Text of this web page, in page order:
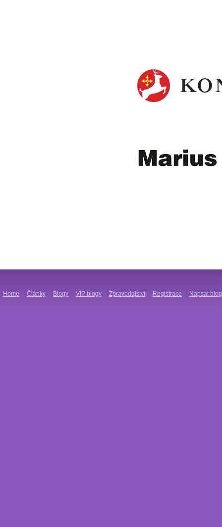
Home Články Blogy VIP blogy Zpravodajství Registrace Napsat blog